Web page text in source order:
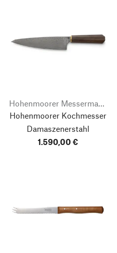
Hohenmoorer Messermanufaktur
Hohenmoorer Kochmesser
Damaszenerstahl
1.590,00 €